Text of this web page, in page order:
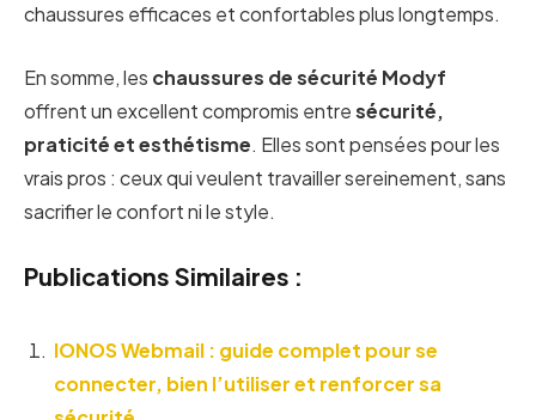
chaussures efficaces et confortables plus longtemps.
En somme, les chaussures de sécurité Modyf
offrent un excellent compromis entresécurité,
praticité et esthétisme. Elles sont pensées pour les
vrais pros : ceux qui veulent travailler sereinement, sans
sacrifier le confort ni le style.
Publications Similaires :
IONOS Webmail : guide complet pour se
connecter, bien l’utiliser et renforcer sa